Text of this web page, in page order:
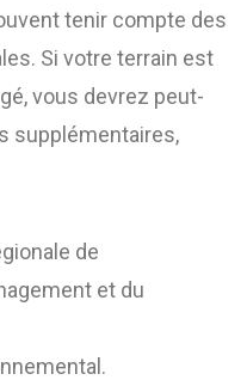
tenir compte des
Si votre terrain est
vous devrez peut-
supplémentaires,
de
et du